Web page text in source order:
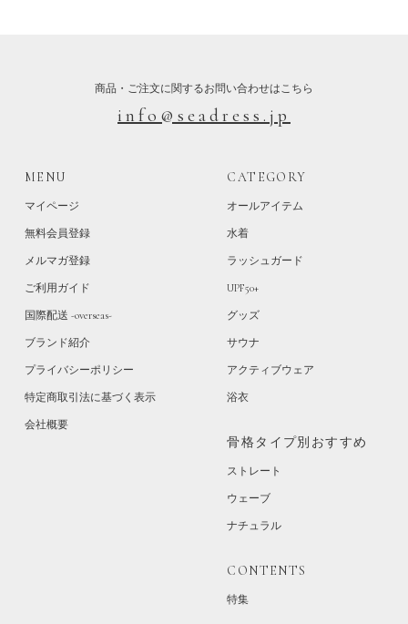
商品・ご注文に関するお問い合わせはこちら
info@seadress.jp
MENU
マイページ
無料会員登録
メルマガ登録
ご利用ガイド
国際配送 -overseas-
ブランド紹介
プライバシーポリシー
特定商取引法に基づく表示
会社概要
CATEGORY
オールアイテム
水着
ラッシュガード
UPF50+
グッズ
サウナ
アクティブウェア
浴衣
骨格タイプ別おすすめ
ストレート
ウェーブ
ナチュラル
CONTENTS
特集